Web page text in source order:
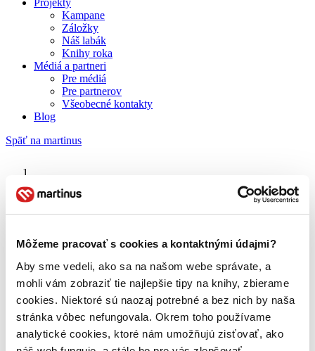
Môžeme pracovať s cookies a kontaktnými údajmi?
Aby sme vedeli, ako sa na našom webe správate, a
mohli vám zobraziť tie najlepšie tipy na knihy, zbierame
cookies. Niektoré sú naozaj potrebné a bez nich by naša
stránka vôbec nefungovala. Okrem toho používame
analytické cookies, ktoré nám umožňujú zisťovať, ako
Projekty
Kampane
Záložky
Náš labák
Knihy roka
Médiá a partneri
Pre médiá
Pre partnerov
Všeobecné kontakty
Blog
Späť na martinus
Raymond A. Moody
O nás
Náš príbeh
Galéria Martinusu
Zodpovednosť
Sme B Corp